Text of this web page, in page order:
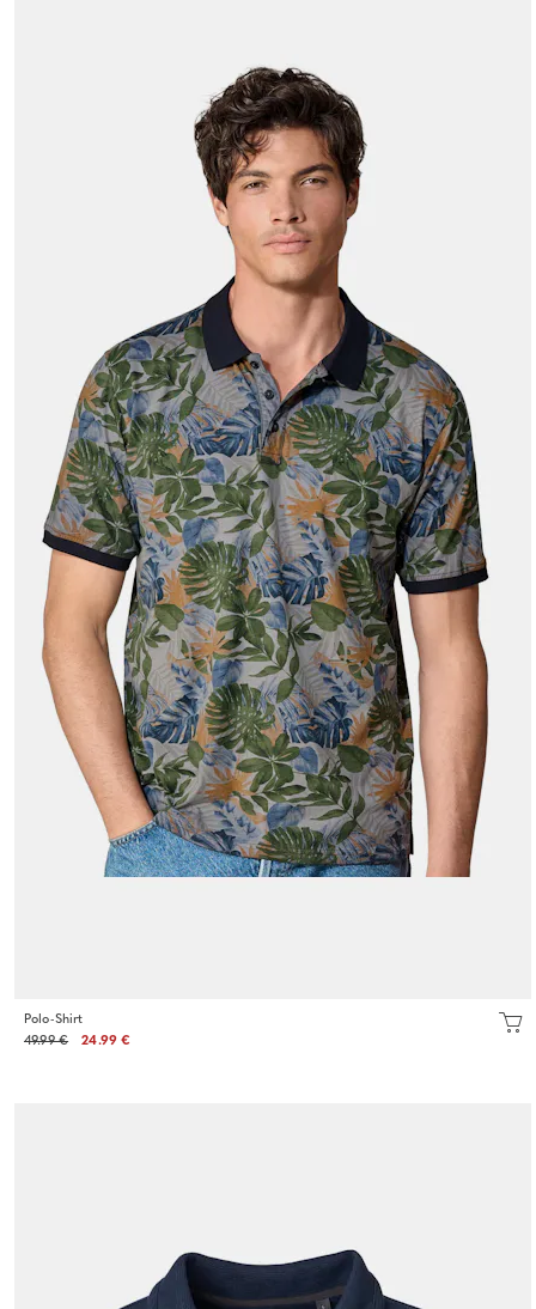
Polo-Shirt
49.99 €
24.99 €